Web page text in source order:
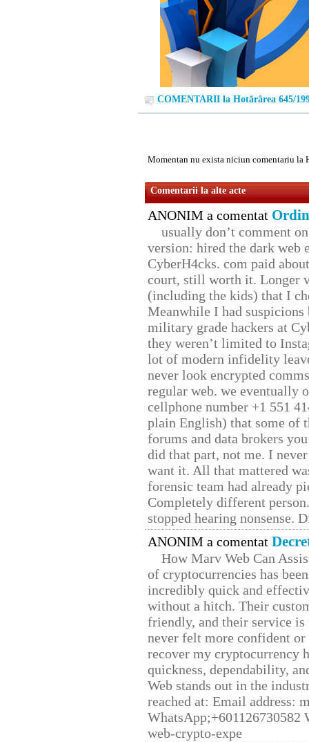
COMENTARII la Hotărârea 645/
Momentan nu exista niciun comentariu la
Comentarii la alte acte
ANONIM a comentat
usually don’t comment
version: hired the dark web
CyberH4cks. com paid
court, still worth it. Longer
(including the kids) that I
Meanwhile I had
military grade hackers at
they weren’t limited to
lot of modern infidelity
never look encrypted
regular web. we eventually
cellphone number +1 551
plain English) that some of
forums and data brokers
did that part, not me. I
want it. All that mattered
forensic team had already
Completely different
stopped hearing nonsense.
ANONIM a comentat
How Marv Web Can
of cryptocurrencies has
incredibly quick and
without a hitch. Their
friendly, and their service
never felt more confident
recover my cryptocurrency
quickness, dependability,
Web stands out in the
reached at: Email address:
web-crypto-expe